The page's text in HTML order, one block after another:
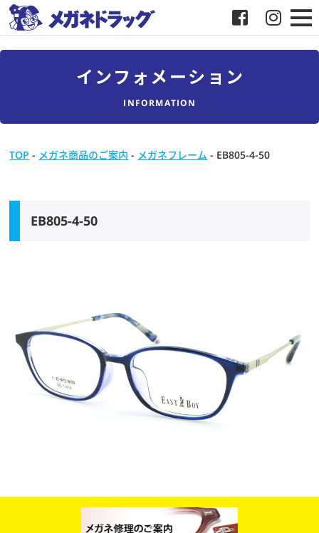
メガネドラッグについて
スタッフブログ
インフォメーション
INFORMATION
TOP - メガネ商品のご案内 - メガネフレーム - EB805-4-50
EB805-4-50